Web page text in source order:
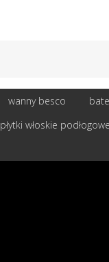
wanny besco
płytki włoskie podłogowe